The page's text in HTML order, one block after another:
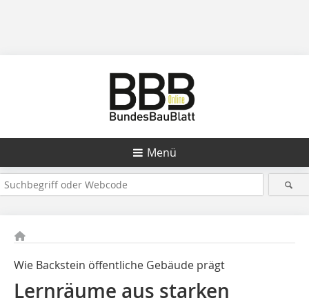
Menü
Wie Backstein öffentliche Gebäude prägt
Lernräume aus starken